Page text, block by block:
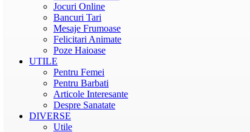
Jocuri Online
Bancuri Tari
Mesaje Frumoase
Felicitari Animate
Poze Haioase
UTILE
Pentru Femei
Pentru Barbati
Articole Interesante
Despre Sanatate
DIVERSE
Utile